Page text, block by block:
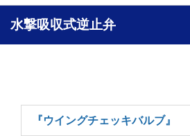
水撃吸収式逆止弁
『ウイングチェッキバルブ』